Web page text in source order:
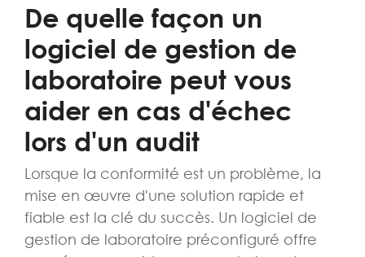
De quelle façon un
logiciel de gestion de
laboratoire peut vous
aider en cas d'échec
lors d'un audit
Lorsque la conformité est un problème, la
mise en œuvre d'une solution rapide et
fiable est la clé du succès. Un logiciel de
gestion de laboratoire préconfiguré offre